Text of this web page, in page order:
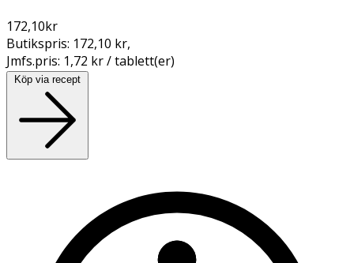
172,10kr
Butikspris: 172,10 kr,
Jmfs.pris: 1,72 kr / tablett(er)
Köp via recept